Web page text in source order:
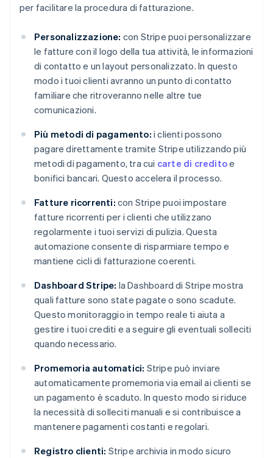
per facilitare la procedura di fatturazione.
Personalizzazione: con Stripe puoi personalizzare
le fatture con il logo della tua attività, le informazioni
di contatto e un layout personalizzato. In questo
modo i tuoi clienti avranno un punto di contatto
familiare che ritroveranno nelle altre tue
comunicazioni.
Più metodi di pagamento: i clienti possono
pagare direttamente tramite Stripe utilizzando più
metodi di pagamento, tra cui carte di creditoe
bonifici bancari. Questo accelera il processo.
Fatture ricorrenti: con Stripe puoi impostare
fatture ricorrenti per i clienti che utilizzano
regolarmente i tuoi servizi di pulizia. Questa
automazione consente di risparmiare tempo e
mantiene cicli di fatturazione coerenti.
Dashboard Stripe: la Dashboard di Stripe mostra
quali fatture sono state pagate o sono scadute.
Questo monitoraggio in tempo reale ti aiuta a
gestire i tuoi crediti e a seguire gli eventuali solleciti
quando necessario.
Promemoria automatici: Stripe può inviare
automaticamente promemoria via email ai clienti se
un pagamento è scaduto. In questo modo si riduce
la necessità di solleciti manuali e si contribuisce a
mantenere pagamenti costanti e regolari.
Registro clienti: Stripe archivia in modo sicuro